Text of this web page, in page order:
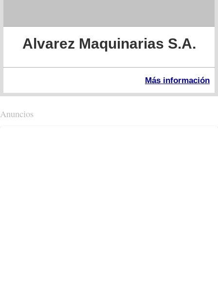
Alvarez Maquinarias S.A.
Más información
Anuncios